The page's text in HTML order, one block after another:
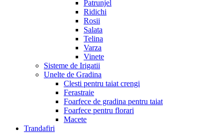
Patrunjel
Ridichi
Rosii
Salata
Telina
Varza
Vinete
Sisteme de Irigatii
Unelte de Gradina
Clesti pentru taiat crengi
Ferastraie
Foarfece de gradina pentru taiat
Foarfece pentru florari
Macete
Trandafiri